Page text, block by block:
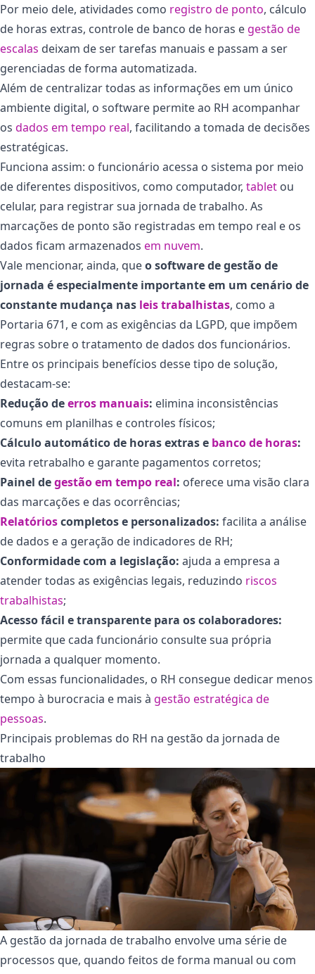
Por meio dele, atividades como registro de ponto, cálculo
de horas extras, controle de banco de horas e gestão de
escalas deixam de ser tarefas manuais e passam a ser
gerenciadas de forma automatizada.
Além de centralizar todas as informações em um único
ambiente digital, o software permite ao RH acompanhar
os dados em tempo real, facilitando a tomada de decisões
estratégicas.
Funciona assim: o funcionário acessa o sistema por meio
de diferentes dispositivos, como computador, tablet ou
celular, para registrar sua jornada de trabalho. As
marcações de ponto são registradas em tempo real e os
dados ficam armazenados em nuvem.
Vale mencionar, ainda, queo software de gestão de
jornada é especialmente importante em um cenário de
constante mudança nas leis trabalhistas, como a
Portaria 671, e com as exigências da LGPD, que impõem
regras sobre o tratamento de dados dos funcionários.
Entre os principais benefícios desse tipo de solução,
destacam-se:
Redução deerros manuais: elimina inconsistências
comuns em planilhas e controles físicos;
Cálculo automático de horas extras e banco de horas:
evita retrabalho e garante pagamentos corretos;
Painel degestão em tempo real: oferece uma visão clara
das marcações e das ocorrências;
Relatórioscompletos e personalizados: facilita a análise
de dados e a geração de indicadores de RH;
Conformidade com a legislação: ajuda a empresa a
atender todas as exigências legais, reduzindo riscos
trabalhistas;
Acesso fácil e transparente para os colaboradores:
permite que cada funcionário consulte sua própria
jornada a qualquer momento.
Com essas funcionalidades, o RH consegue dedicar menos
tempo à burocracia e mais à gestão estratégica de
pessoas.
Principais problemas do RH na gestão da jornada de
trabalho
A gestão da jornada de trabalho envolve uma série de
processos que, quando feitos de forma manual ou com